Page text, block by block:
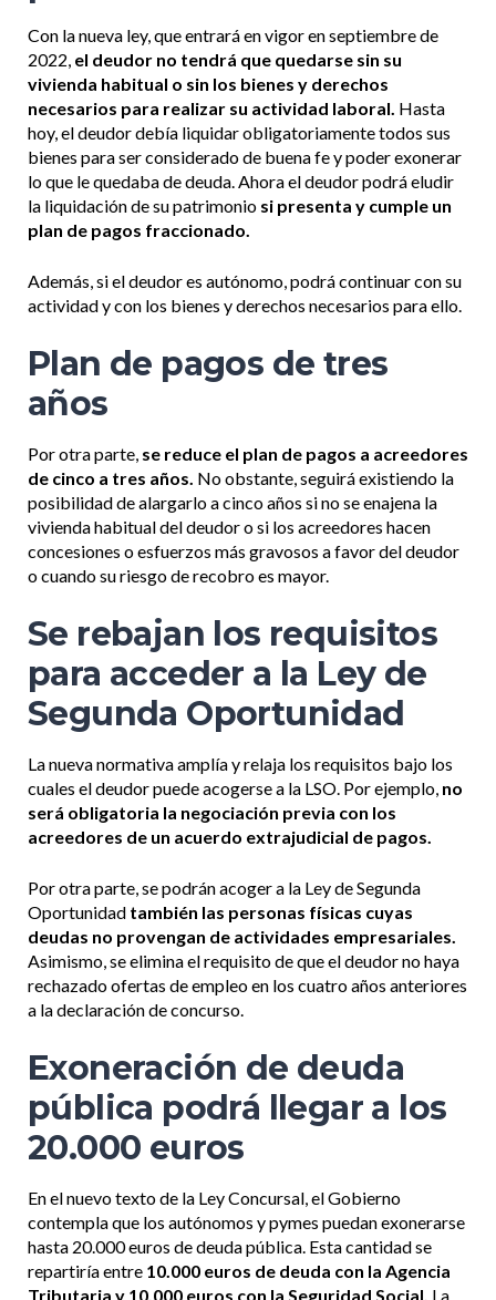
Con la nueva ley, que entrará en vigor en septiembre de
2022, el deudor no tendrá que quedarse sin su
vivienda habitual o sin los bienes y derechos
necesarios para realizar su actividad laboral. Hasta
hoy, el deudor debía liquidar obligatoriamente todos sus
bienes para ser considerado de buena fe y poder exonerar
lo que le quedaba de deuda. Ahora el deudor podrá eludir
la liquidación de su patrimonio si presenta y cumple un
plan de pagos fraccionado.
Además, si el deudor es autónomo, podrá continuar con su
actividad y con los bienes y derechos necesarios para ello.
Plan de pagos de tres
años
Por otra parte, se reduce el plan de pagos a acreedores
de cinco a tres años. No obstante, seguirá existiendo la
posibilidad de alargarlo a cinco años si no se enajena la
vivienda habitual del deudor o si los acreedores hacen
concesiones o esfuerzos más gravosos a favor del deudor
o cuando su riesgo de recobro es mayor.
Se rebajan los requisitos
para acceder a la Ley de
Segunda Oportunidad
La nueva normativa amplía y relaja los requisitos bajo los
cuales el deudor puede acogerse a la LSO. Por ejemplo, no
será obligatoria la negociación previa con los
acreedores de un acuerdo extrajudicial de pagos.
Por otra parte, se podrán acoger a la Ley de Segunda
Oportunidad también las personas físicas cuyas
deudas no provengan de actividades empresariales.
Asimismo, se elimina el requisito de que el deudor no haya
rechazado ofertas de empleo en los cuatro años anteriores
a la declaración de concurso.
Exoneración de deuda
pública podrá llegar a los
20.000 euros
En el nuevo texto de la Ley Concursal, el Gobierno
contempla que los autónomos y pymes puedan exonerarse
hasta 20.000 euros de deuda pública. Esta cantidad se
repartiría entre 10.000 euros de deuda con la Agencia
Tributaria y 10.000 euros con la Seguridad Social. La